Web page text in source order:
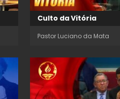
Culto da Vitória
Pastor Luciano da Mata